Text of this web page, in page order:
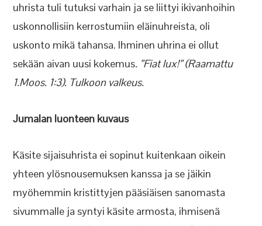
uhrista tuli tutuksi varhain ja se liittyi ikivanhoihin
uskonnollisiin kerrostumiin eläinuhreista, oli
uskonto mikä tahansa. Ihminen uhrina ei ollut
sekään aivan uusi kokemus. ”Fiat lux!” (Raamattu
1.Moos. 1:3). Tulkoon valkeus.
Jumalan luonteen kuvaus
Käsite sijaisuhrista ei sopinut kuitenkaan oikein
yhteen ylösnousemuksen kanssa ja se jäikin
myöhemmin kristittyjen pääsiäisen sanomasta
sivummalle ja syntyi käsite armosta, ihmisenä